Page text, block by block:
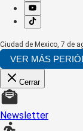
Ciudad de Mexico, 7 de
VER MÁS
Cerrar
Newsletter